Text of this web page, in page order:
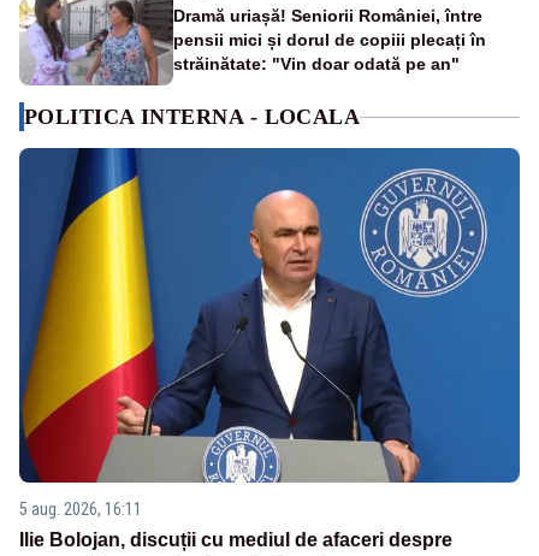
Dramă uriașă! Seniorii României, între
pensii mici și dorul de copiii plecați în
străinătate: "Vin doar odată pe an"
POLITICA INTERNA - LOCALA
5 aug. 2026, 16:11
Ilie Bolojan, discuții cu mediul de afaceri despre